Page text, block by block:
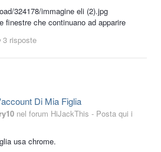
324178/immagine eli (2).jpg
finestre che continuano ad apparire
3 risposte
Di Mia Figlia
nel forum HiJackThis - Posta qui i
usa chrome.